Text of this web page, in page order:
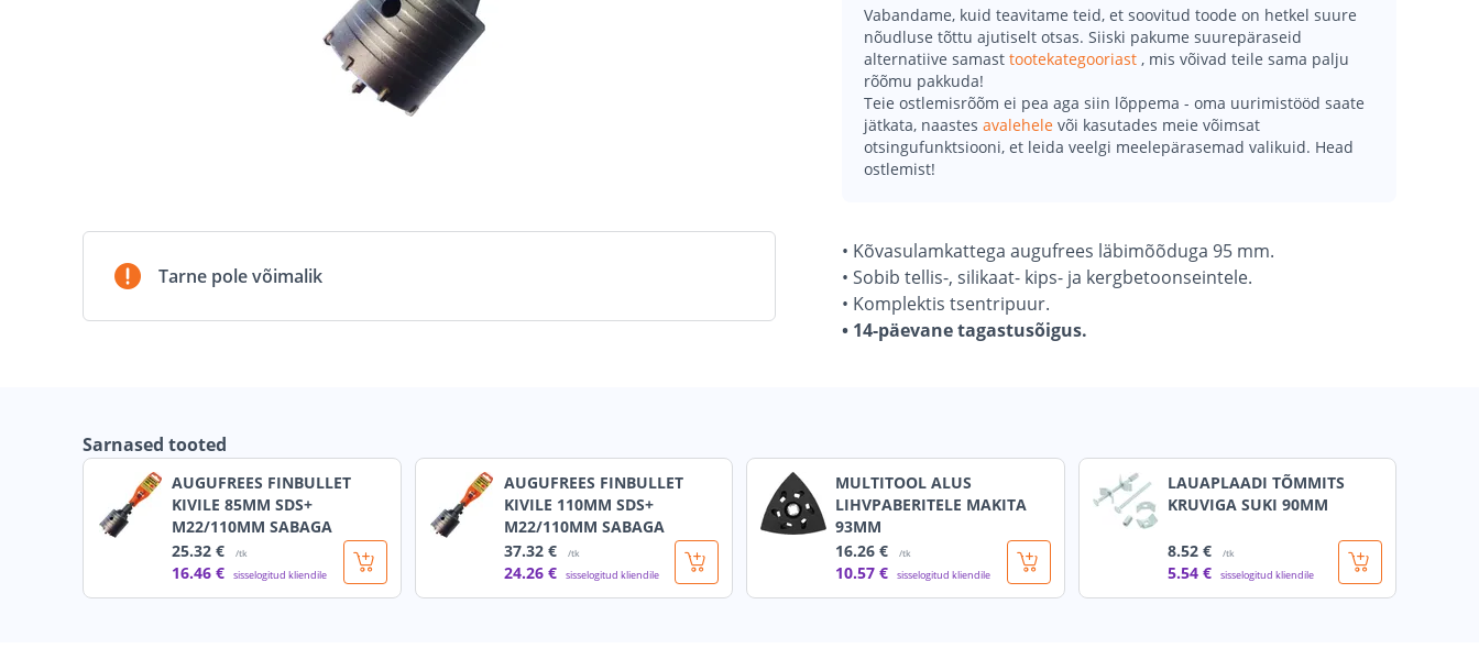
Tarne pole võimalik
Vabandame, kuid teavitame teid, et soovitud toode on hetkel suure
nõudluse tõttu ajutiselt otsas. Siiski pakume suurepäraseid
alternatiive samast tootekategooriast , mis võivad teile sama palju
rõõmu pakkuda!
Teie ostlemisrõõm ei pea aga siin lõppema - oma uurimistööd saate
jätkata, naastes avalehele või kasutades meie võimsat
otsingufunktsiooni, et leida veelgi meelepärasemad valikuid. Head
ostlemist!
• Kõvasulamkattega augufrees läbimõõduga 95 mm.
• Sobib tellis-, silikaat- kips- ja kergbetoonseintele.
• Komplektis tsentripuur.
• 14-päevane tagastusõigus.
Sarnased tooted
AUGUFREES FINBULLET
KIVILE 85MM SDS+
M22/110MM SABAGA
25.32 € /tk
16.46 € sisselogitud kliendile
AUGUFREES FINBULLET
KIVILE 110MM SDS+
M22/110MM SABAGA
37.32 € /tk
24.26 € sisselogitud kliendile
MULTITOOL ALUS
LIHVPABERITELE MAKITA
93MM
16.26 € /tk
10.57 € sisselogitud kliendile
LAUAPLAADI TÕMMITS
KRUVIGA SUKI 90MM
8.52 € /tk
5.54 € sisselogitud kliendile